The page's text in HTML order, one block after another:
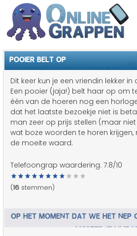
POOIER BELT OP
Dit keer kun je een vriendin lekker
Een pooier (jaja!) belt haar op om
één van de hoeren nog een
dat het laatste bezoekje niet is
man zeer op prijs stellen (maar
wat boze woorden te horen
de moeite waard.
Telefoongrap waardering: 7.8/10
(16 stemmen)
OP HET MOMENT DAT WE HET NEP
LUISTER JE LIVE